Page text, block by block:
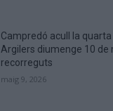
Campredó acull la
Argilers diumenge 10 de
recorreguts
maig 9, 2026